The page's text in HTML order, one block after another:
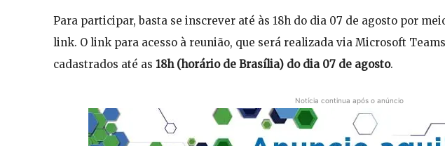
Para participar, basta se inscrever até às 18h do dia 07 de agosto por
link. O link para acesso à reunião, que será realizada via Microsoft
cadastrados até as 18h (horário de Brasília) do dia 07 de agosto.
Notícia continua após o anúncio